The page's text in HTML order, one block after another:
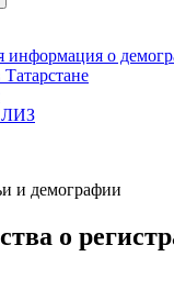
информация о
и демографии
о